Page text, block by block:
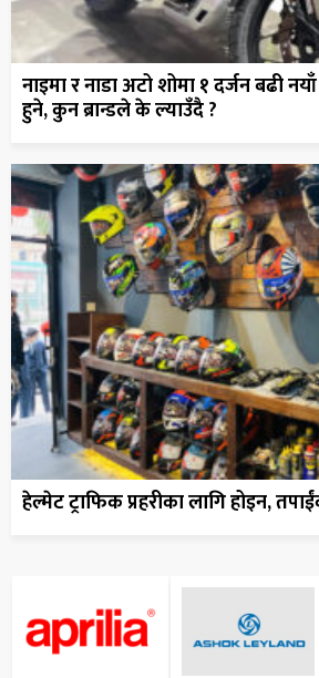
नाइमा र नाडा अटो शोमा १ दर्जन बढी
हुने, कुन ब्रान्डले के ल्याउँदै ?
हेल्मेट ट्राफिक प्रहरीका लागि होइन,